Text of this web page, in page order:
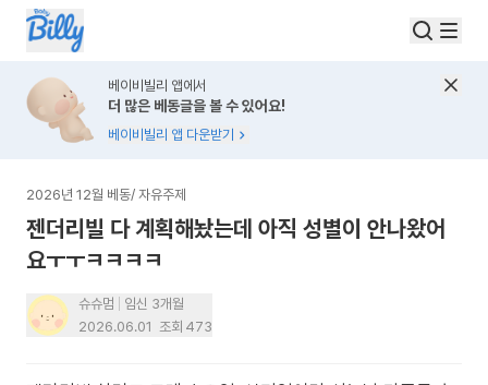
베이비빌리 앱에서
더 많은 베동글을 볼 수 있어요!
베이비빌리 앱 다운받기
2026년 12월 베동/ 자유주제
젠더리빌 다 계획해놨는데 아직 성별이 안나왔어
요ㅜㅜㅋㅋㅋㅋ
슈슈멈
임신 3개월
2026.06.01 조회 473